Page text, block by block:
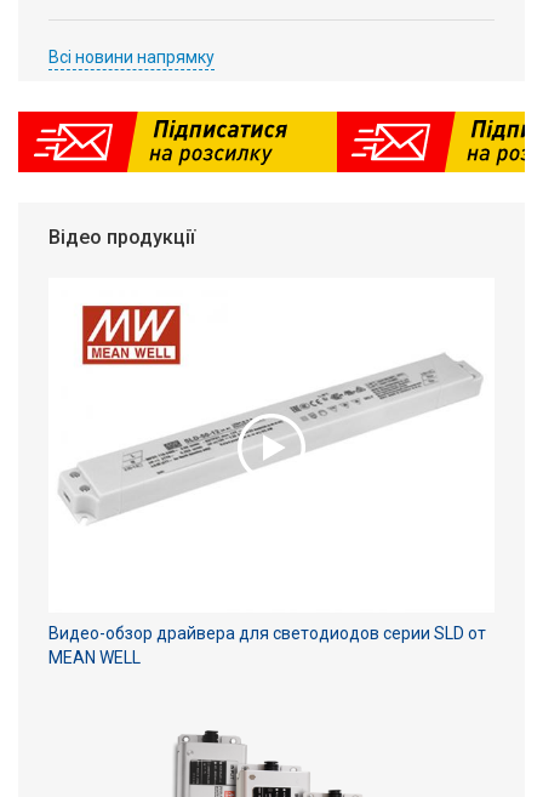
Всі новини напрямку
Відео продукції
Видео-обзор драйвера для светодиодов серии SLD от
MEAN WELL